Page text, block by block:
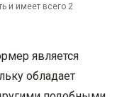
и имеет всего 2
является
обладает